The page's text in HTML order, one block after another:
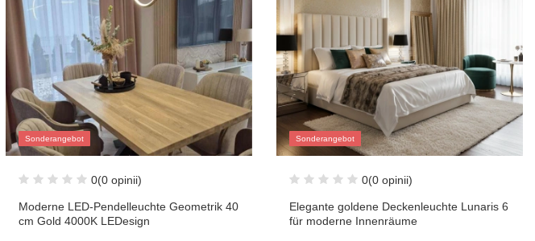
Sonderangebot
0(0 opinii)
Moderne LED-Pendelleuchte Geometrik 40
cm Gold 4000K LEDesign
Sonderangebot
0(0 opinii)
Elegante goldene Deckenleuchte Lunaris 6
für moderne Innenräume